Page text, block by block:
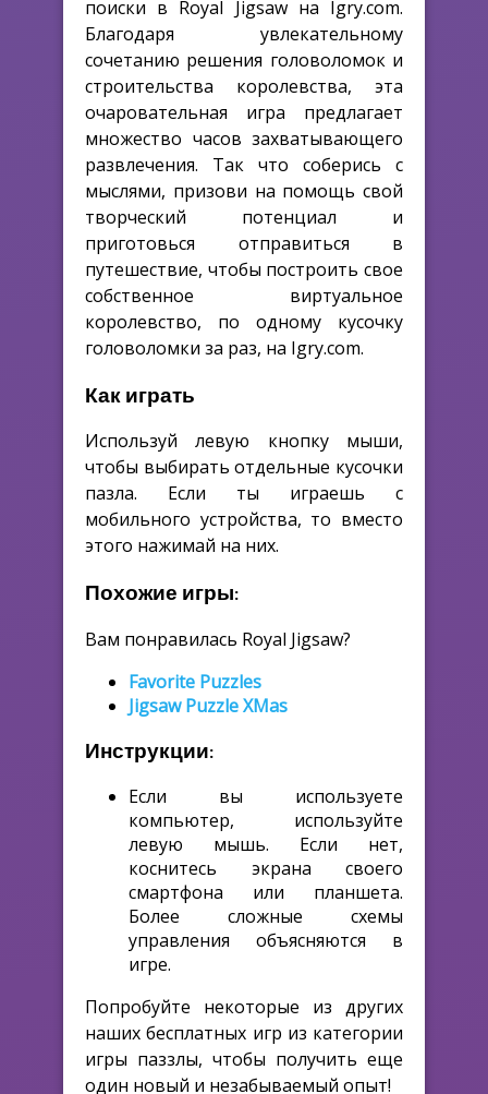
поиски в Royal Jigsaw на Igry.com.
Благодаря увлекательному
сочетанию решения головоломок и
строительства королевства, эта
очаровательная игра предлагает
множество часов захватывающего
развлечения. Так что соберись с
мыслями, призови на помощь свой
творческий потенциал и
приготовься отправиться в
путешествие, чтобы построить свое
собственное виртуальное
королевство, по одному кусочку
головоломки за раз, на Igry.com.
Как играть
Используй левую кнопку мыши,
чтобы выбирать отдельные кусочки
пазла. Если ты играешь с
мобильного устройства, то вместо
этого нажимай на них.
Похожие игры:
Вам понравилась Royal Jigsaw?
Favorite Puzzles
Jigsaw Puzzle XMas
Инструкции:
Если вы используете
компьютер, используйте
левую мышь. Если нет,
коснитесь экрана своего
смартфона или планшета.
Более сложные схемы
управления объясняются в
игре.
Попробуйте некоторые из других
наших бесплатных игр из категории
игры паззлы, чтобы получить еще
один новый и незабываемый опыт!